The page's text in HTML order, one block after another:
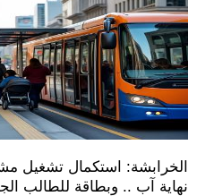
الخرابشة: استكمال تشغيل
نهاية آب .. وبطاقة للطالب